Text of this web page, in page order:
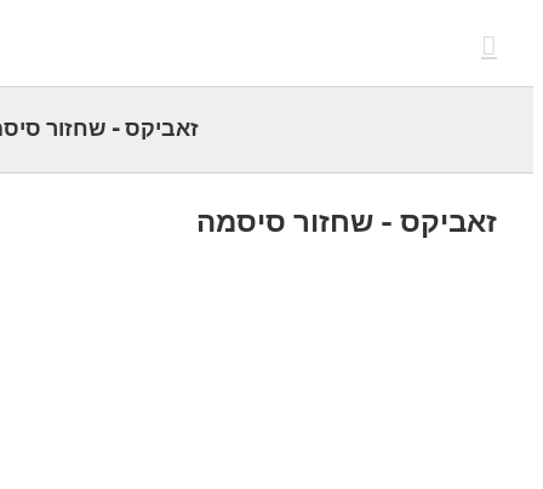
זאביקס - שחזור סיסמה
- שחזור סיסמה